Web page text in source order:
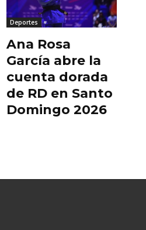
Deportes
Ana Rosa
García abre la
cuenta dorada
de RD en Santo
Domingo 2026